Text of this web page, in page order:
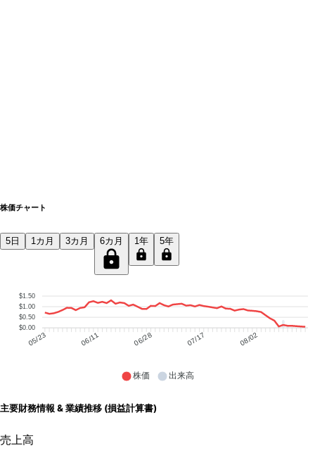
株価チャート
5日 1カ月 3カ月 6カ月 1年 5年
$1.50
$1.00
$0.50
$0.00
05/23 06/11 06/28 07/17 08/02
株価 出来高
主要財務情報 & 業績推移 (損益計算書)
売上高